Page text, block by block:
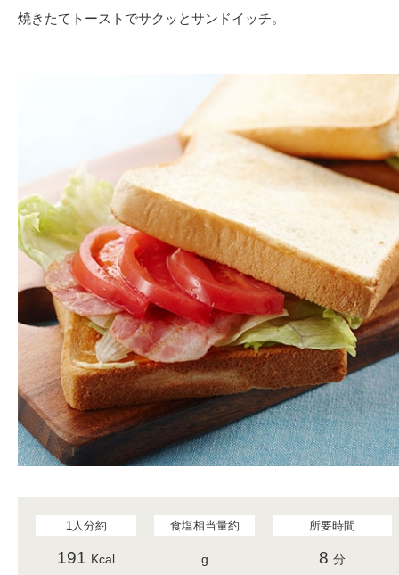
焼きたてトーストでサクッとサンドイッチ。
1人分約
191 Kcal
食塩相当量約
g
所要時間
8 分